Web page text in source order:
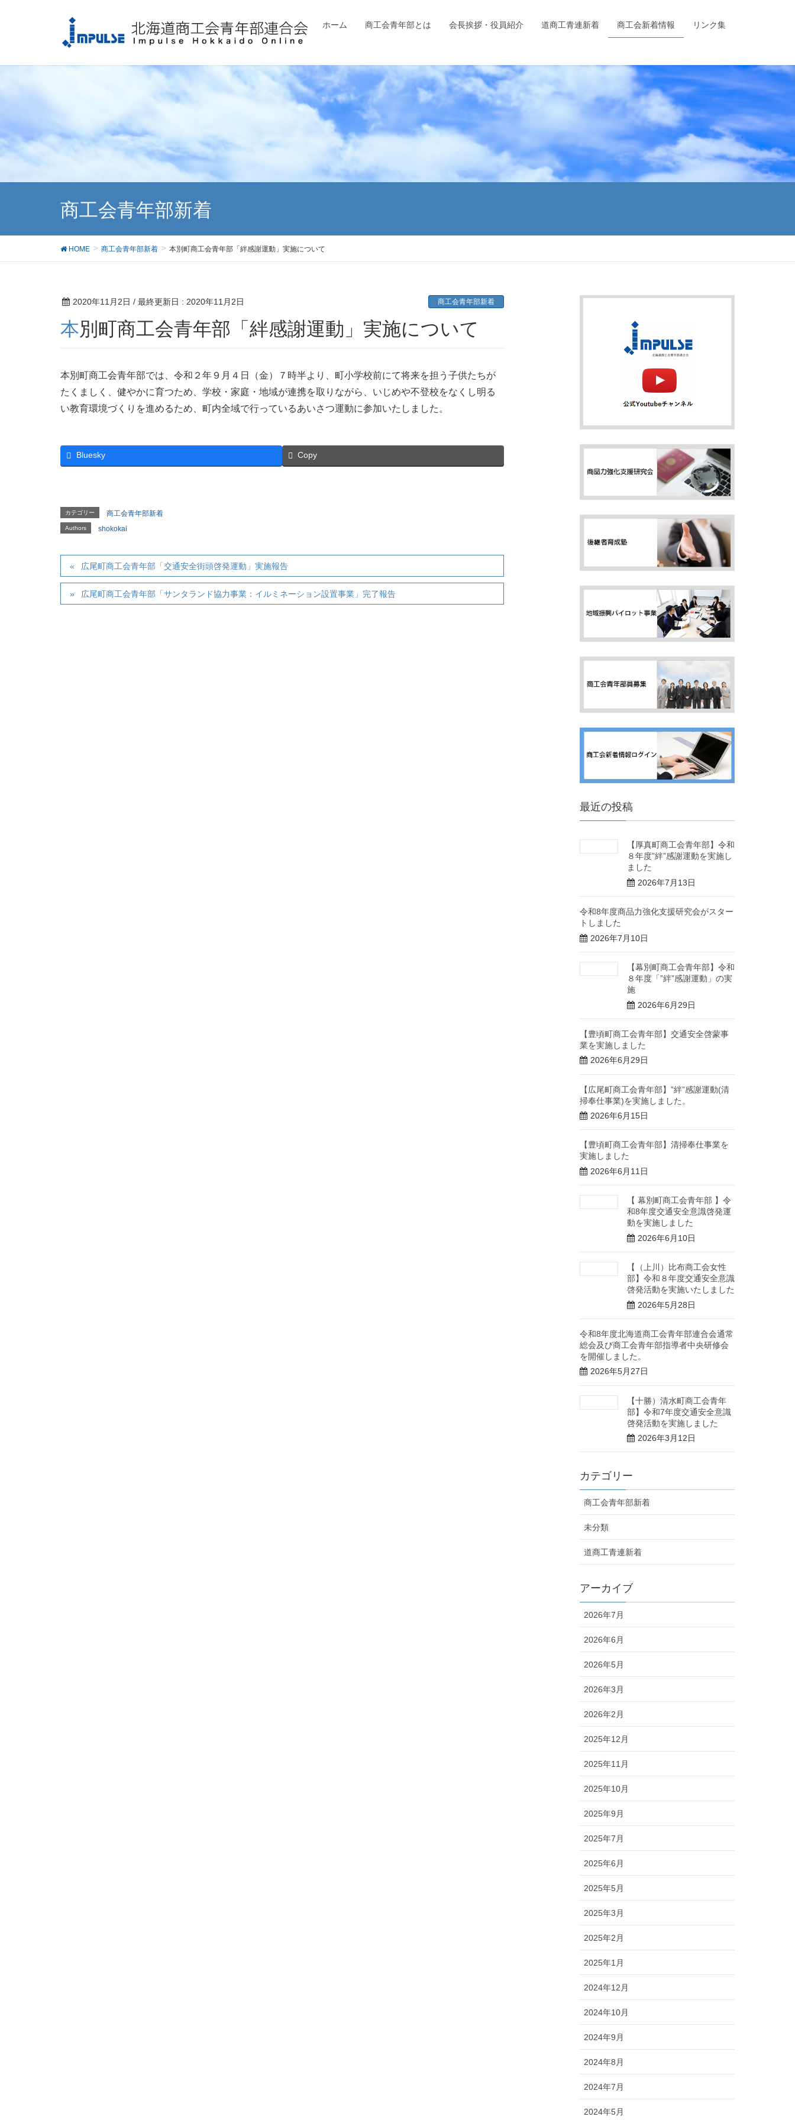
ホーム 商工会青年部とは 会長挨拶・役員紹介 道商工青連新着 商工会新着情報 リンク集
商工会青年部新着
HOME 商工会青年部新着 本別町商工会青年部「絆感謝運動」実施について
2020年11月2日 / 最終更新日 : 2020年11月2日 商工会青年部新着
本別町商工会青年部「絆感謝運動」実施について
本別町商工会青年部では、令和２年９月４日（金）７時半より、町小学校前にて将来を担う子供たちが
たくましく、健やかに育つため、学校・家庭・地域が連携を取りながら、いじめや不登校をなくし明る
い教育環境づくりを進めるため、町内全域で行っているあいさつ運動に参加いたしました。
Bluesky Copy
カテゴリー 商工会青年部新着
Authors shokokai
広尾町商工会青年部「交通安全街頭啓発運動」実施報告
広尾町商工会青年部「サンタランド協力事業：イルミネーション設置事業」完了報告
最近の投稿
【厚真町商工会青年部】令和
８年度”絆”感謝運動を実施し
ました
2026年7月13日
令和8年度商品力強化支援研究会がスター
トしました
2026年7月10日
【幕別町商工会青年部】令和
８年度「”絆”感謝運動」の実
施
2026年6月29日
【豊頃町商工会青年部】交通安全啓蒙事
業を実施しました
2026年6月29日
【広尾町商工会青年部】”絆”感謝運動(清
掃奉仕事業)を実施しました。
2026年6月15日
【豊頃町商工会青年部】清掃奉仕事業を
実施しました
2026年6月11日
【 幕別町商工会青年部 】令
和8年度交通安全意識啓発運
動を実施しました
2026年6月10日
【（上川）比布商工会女性
部】令和８年度交通安全意識
啓発活動を実施いたしました
2026年5月28日
令和8年度北海道商工会青年部連合会通常
総会及び商工会青年部指導者中央研修会
を開催しました。
2026年5月27日
【十勝）清水町商工会青年
部】令和7年度交通安全意識
啓発活動を実施しました
2026年3月12日
カテゴリー
商工会青年部新着
未分類
道商工青連新着
アーカイブ
2026年7月
2026年6月
2026年5月
2026年3月
2026年2月
2025年12月
2025年11月
2025年10月
2025年9月
2025年7月
2025年6月
2025年5月
2025年3月
2025年2月
2025年1月
2024年12月
2024年10月
2024年9月
2024年8月
2024年7月
2024年5月